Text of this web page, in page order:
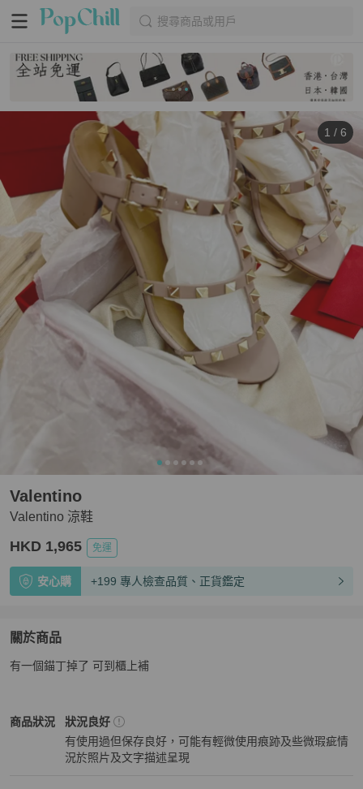
搜尋商品或用戶
1 / 6
Valentino 涼鞋
Valentino
HKD 1,965 免運
安心購 +199 專人檢查品質、正貨鑑定
關於商品
關於Valentino 涼鞋商品詳情與購買須知
有一個錨丁掉了 可到櫃上補
商品狀況
Valentino 女鞋商品狀態與細節
狀況良好
有使用過但保存良好，可能有輕微使用痕跡及些微瑕疵情
況於照片及文字描述呈現